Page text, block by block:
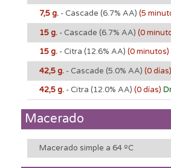
7,5 g. - Cascade (6.7% AA) (5
15 g. - Cascade (6.7% AA) (0
15 g. - Citra (12.6% AA) (0 minutos)
42,5 g. - Cascade (5.0% AA) (0 días)
42,5 g. - Citra (12.0% AA) (0 días)
Macerado
Macerado simple a 64 ºC